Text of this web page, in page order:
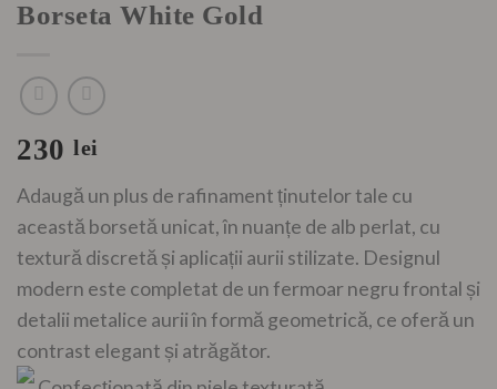
Borseta White Gold
230lei
Adaugă un plus de rafinament ținutelor tale cu
această borsetă unicat, în nuanțe de alb perlat, cu
textură discretă și aplicații aurii stilizate. Designul
modern este completat de un fermoar negru frontal și
detalii metalice aurii în formă geometrică, ce oferă un
contrast elegant și atrăgător.